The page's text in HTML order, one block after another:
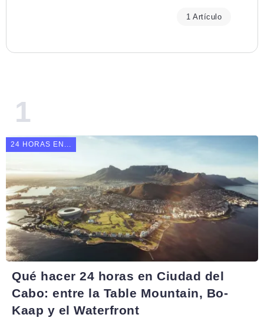
1 Artículo
24 HORAS EN...
Qué hacer 24 horas en Ciudad del
Cabo: entre la Table Mountain, Bo-
Kaap y el Waterfront